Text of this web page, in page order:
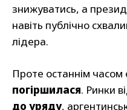
знижуватись, а
навіть публічно
лідера.
Проте останнім часом
погіршилася. Ринки
до уряду,